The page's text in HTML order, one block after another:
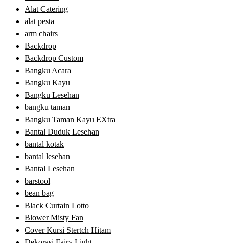
Alat Catering
alat pesta
arm chairs
Backdrop
Backdrop Custom
Bangku Acara
Bangku Kayu
Bangku Lesehan
bangku taman
Bangku Taman Kayu EXtra
Bantal Duduk Lesehan
bantal kotak
bantal lesehan
Bantal Lesehan
barstool
bean bag
Black Curtain Lotto
Blower Misty Fan
Cover Kursi Stertch Hitam